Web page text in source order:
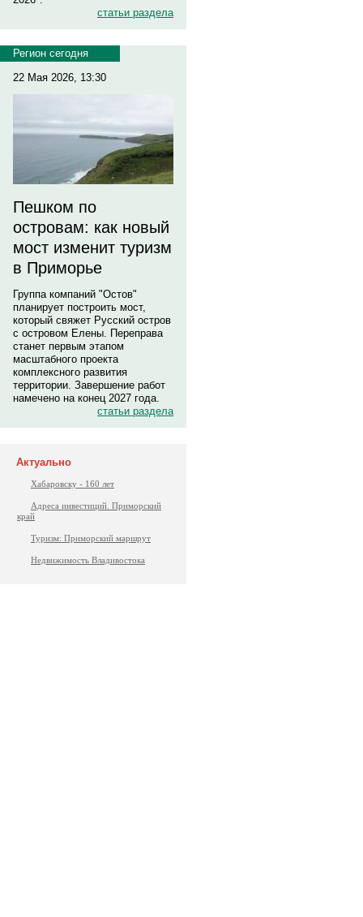
статьи раздела
Регион сегодня
22 Мая 2026, 13:30
Пешком по
островам: как новый
мост изменит туризм
в Приморье
Группа компаний "Остов"
планирует построить мост,
который свяжет Русский остров
с островом Елены. Переправа
станет первым этапом
масштабного проекта
комплексного развития
территории. Завершение работ
намечено на конец 2027 года.
статьи раздела
Актуально
Хабаровску - 160 лет
Адреса инвестиций. Приморский
край
Туризм: Приморский маршрут
Недвижимость Владивостока